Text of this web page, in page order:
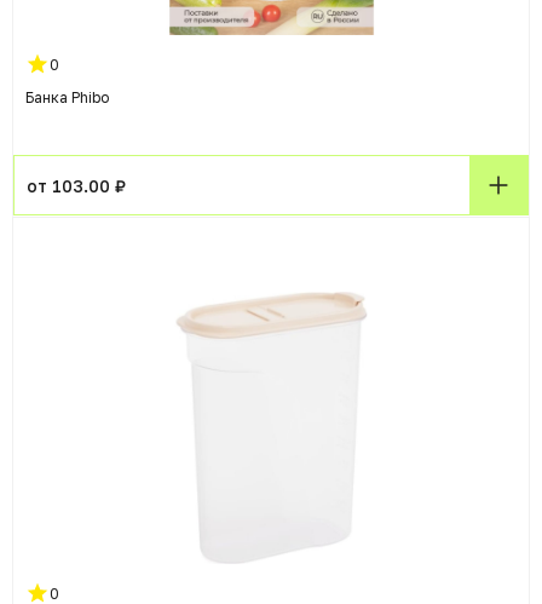
0
Банка Phibo
от 103.00 ₽
0